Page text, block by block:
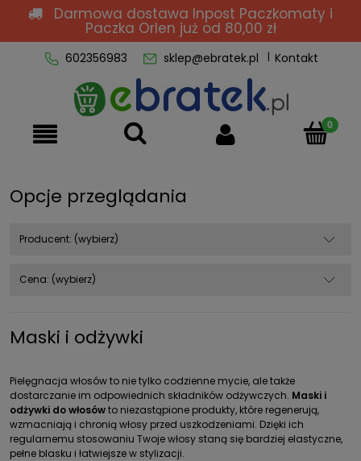
Darmowa dostawa Inpost Paczkomaty i
Paczka Orlen już od 80,00 zł
602356983 sklep@ebratek.pl Kontakt
Opcje przeglądania
Producent: (wybierz)
Cena: (wybierz)
Maski i odżywki
Pielęgnacja włosów to nie tylko codzienne mycie, ale także
dostarczanie im odpowiednich składników odżywczych. Maski i
odżywki do włosówto niezastąpione produkty, które regenerują,
wzmacniają i chronią włosy przed uszkodzeniami. Dzięki ich
regularnemu stosowaniu Twoje włosy staną się bardziej elastyczne,
pełne blasku i łatwiejsze w stylizacji.